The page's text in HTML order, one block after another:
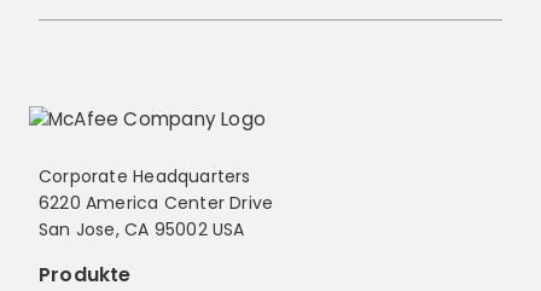
Corporate Headquarters
6220 America Center Drive
San Jose, CA 95002 USA
Produkte